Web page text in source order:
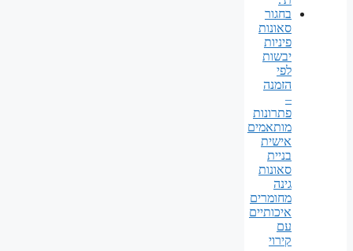
בחגור
סאונות
פיניות
יבשות
לפי
הזמנה
–
פתרונות
מותאמים
אישית
בניית
סאונות
גינה
מחומרים
איכותיים
עם
קירוי